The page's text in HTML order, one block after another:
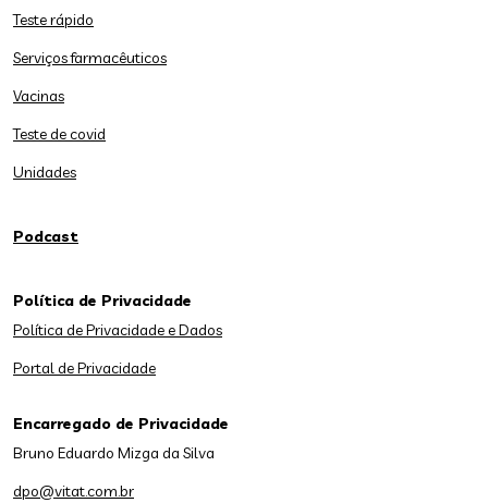
Teste rápido
Serviços farmacêuticos
Vacinas
Teste de covid
Unidades
Podcast
Política de Privacidade
Política de Privacidade e Dados
Portal de Privacidade
Encarregado de Privacidade
Bruno Eduardo Mizga da Silva
dpo@vitat.com.br